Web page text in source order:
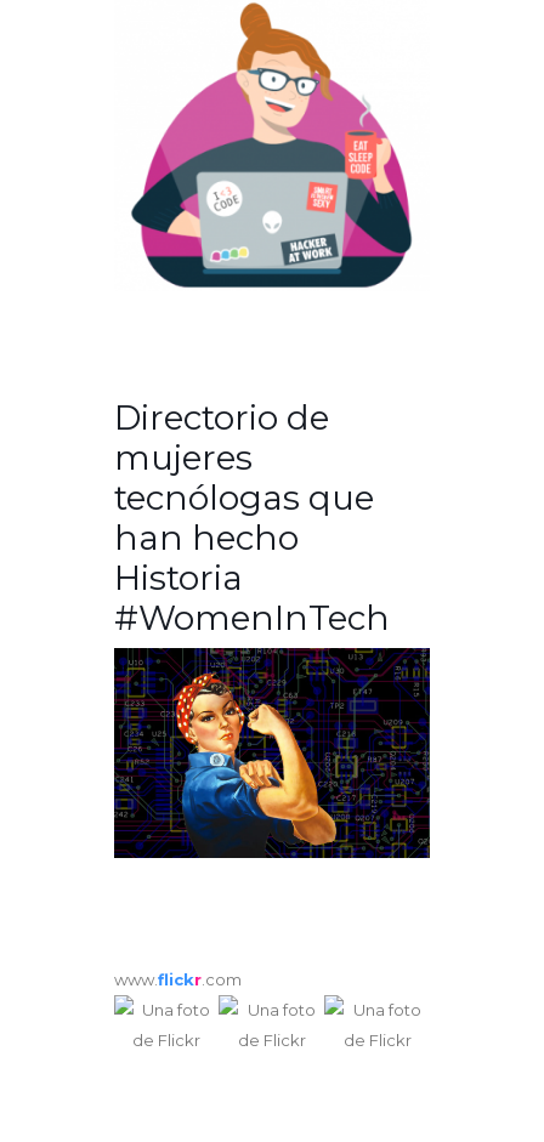
Directorio de
mujeres
tecnólogas que
han hecho
Historia
#WomenInTech
www.flickr.com